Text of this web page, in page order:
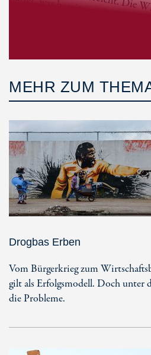
MEHR ZUM
Drogbas Erben
Vom Bürgerkrieg zum
gilt als Erfolgsmodell. Doch unter
die Probleme.